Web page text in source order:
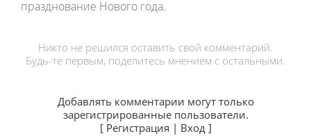
празднование Нового года.
Никто не решился оставить свой комментарий.
Будь-те первым, поделитесь мнением с остальными.
Добавлять комментарии могут только
зарегистрированные пользователи.
[ Регистрация | Вход]